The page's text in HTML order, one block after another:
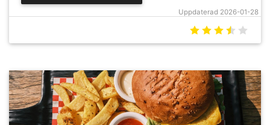
Uppdaterad 2026-01-28